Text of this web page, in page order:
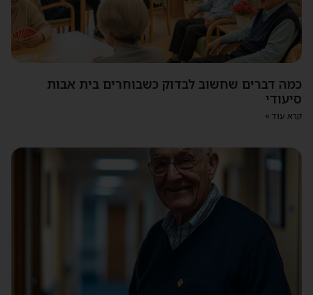
כמה דברים שחשוב לבדוק כשבוחרים בית אבות
סיעודי
קרא עוד »